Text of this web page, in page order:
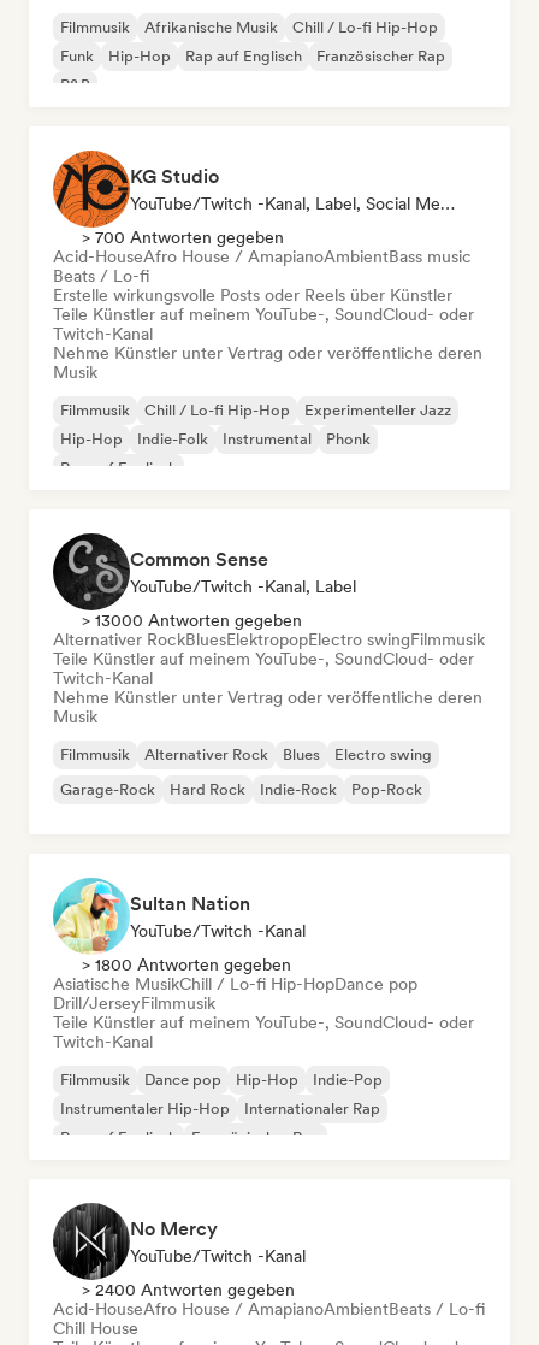
Filmmusik Afrikanische Musik
Chill / Lo-fi Hip-Hop
Funk
Hip-Hop Rap auf Englisch
Französischer Rap
R&B
KG Studio
YouTube/Twitch -Kanal, Label, Social Media Influencer
> 700 Antworten gegeben
Acid-HouseAfro House / AmapianoAmbientBass music
Beats / Lo-fi
Erstelle wirkungsvolle Posts oder Reels über Künstler
Teile Künstler auf meinem YouTube-, SoundCloud- oder
Twitch-Kanal
Nehme Künstler unter Vertrag oder veröffentliche deren
Musik
Filmmusik Chill / Lo-fi Hip-Hop
Experimenteller Jazz
Hip-Hop
Indie-Folk Instrumental
Phonk
Rap auf Englisch
Common Sense
YouTube/Twitch -Kanal, Label
> 13000 Antworten gegeben
Alternativer RockBluesElektropopElectro swingFilmmusik
Teile Künstler auf meinem YouTube-, SoundCloud- oder
Twitch-Kanal
Nehme Künstler unter Vertrag oder veröffentliche deren
Musik
Filmmusik Alternativer Rock Blues
Electro swing
Garage-Rock
Hard Rock Indie-Rock Pop-Rock
Sultan Nation
YouTube/Twitch -Kanal
> 1800 Antworten gegeben
Asiatische MusikChill / Lo-fi Hip-HopDance pop
Drill/JerseyFilmmusik
Teile Künstler auf meinem YouTube-, SoundCloud- oder
Twitch-Kanal
Filmmusik Dance pop Hip-Hop
Indie-Pop
Instrumentaler Hip-Hop
Internationaler Rap
Rap auf Englisch
Französischer Rap
No Mercy
YouTube/Twitch -Kanal
> 2400 Antworten gegeben
Acid-HouseAfro House / AmapianoAmbientBeats / Lo-fi
Chill House